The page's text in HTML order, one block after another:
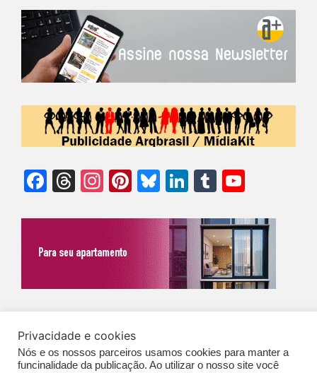
Facebook
Threads
Instagram
Pinterest
Bluesky
LinkedIn
Tumblr
Expediente | Contato | Newsletter
GERAIS DE PUBLICAÇÃO (CGP)
Privacidade e cookies
Nós e os nossos parceiros usamos cookies para manter a
funcinalidade da publicação. Ao utilizar o nosso site você